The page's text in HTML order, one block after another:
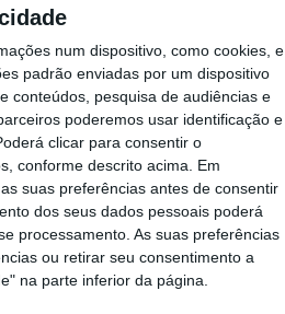
num dispositivo, como cookies, e
padrão enviadas por um dispositivo
conteúdos, pesquisa de audiências e
poderemos usar identificação e
clicar para consentir o
conforme descrito acima. Em
suas preferências antes de consentir
dos seus dados pessoais poderá
processamento. As suas preferências
ou retirar seu consentimento a
na parte inferior da página.
mais
estações
ecrã
em
em
de
de
Porsche